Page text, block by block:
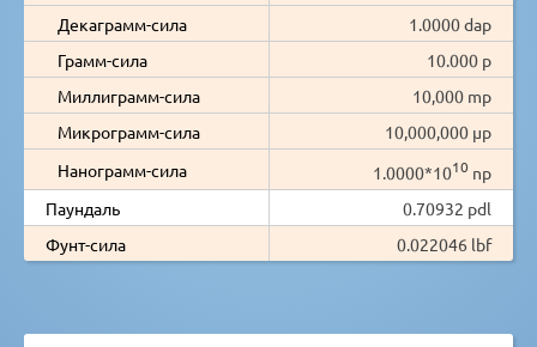
Декаграмм-сила
1.0000 dap
Грамм-сила
10.000 p
Миллиграмм-сила
10,000 mp
Микрограмм-сила
10,000,000 µp
Нанограмм-сила
1.0000*1010 np
Паундаль
0.70932 pdl
Фунт-сила
0.022046 lbf